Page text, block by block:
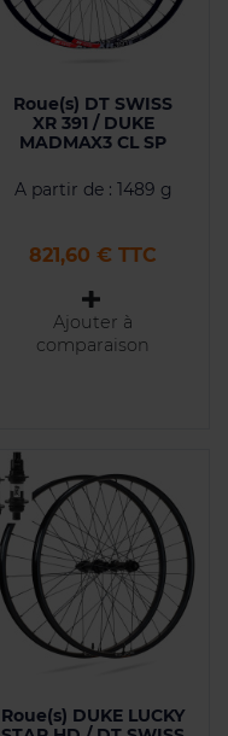
Roue(s) DT SWISS
XR 391 / DUKE
MADMAX3 CL SP
A partir de : 1489 g
Prix
821,60 € TTC
Ajouter à
comparaison
Roue(s) DUKE LUCKY